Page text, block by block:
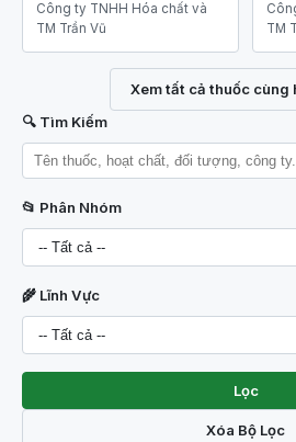
Công ty TNHH Hóa chất và
TM Trần Vũ
TM
Xem tất cả thuốc cùng
🔍 Tìm Kiếm
📂 Phân Nhóm
🌾 Lĩnh Vực
Lọc
Xóa Bộ Lọc